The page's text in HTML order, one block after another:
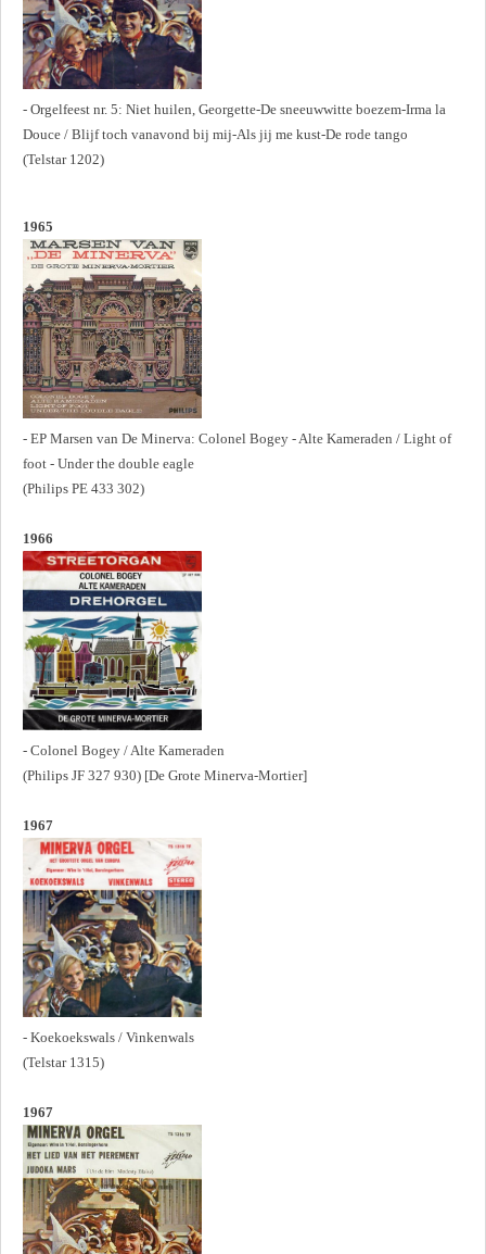
- Orgelfeest nr. 5: Niet huilen, Georgette-De sneeuwwitte boezem-Irma la
Douce / Blijf toch vanavond bij mij-Als jij me kust-De rode tango
(Telstar 1202)
1965
- EP Marsen van De Minerva: Colonel Bogey - Alte Kameraden / Light of
foot - Under the double eagle
(Philips PE 433 302)
1966
- Colonel Bogey / Alte Kameraden
(Philips JF 327 930) [De Grote Minerva-Mortier]
1967
- Koekoekswals / Vinkenwals
(Telstar 1315)
1967